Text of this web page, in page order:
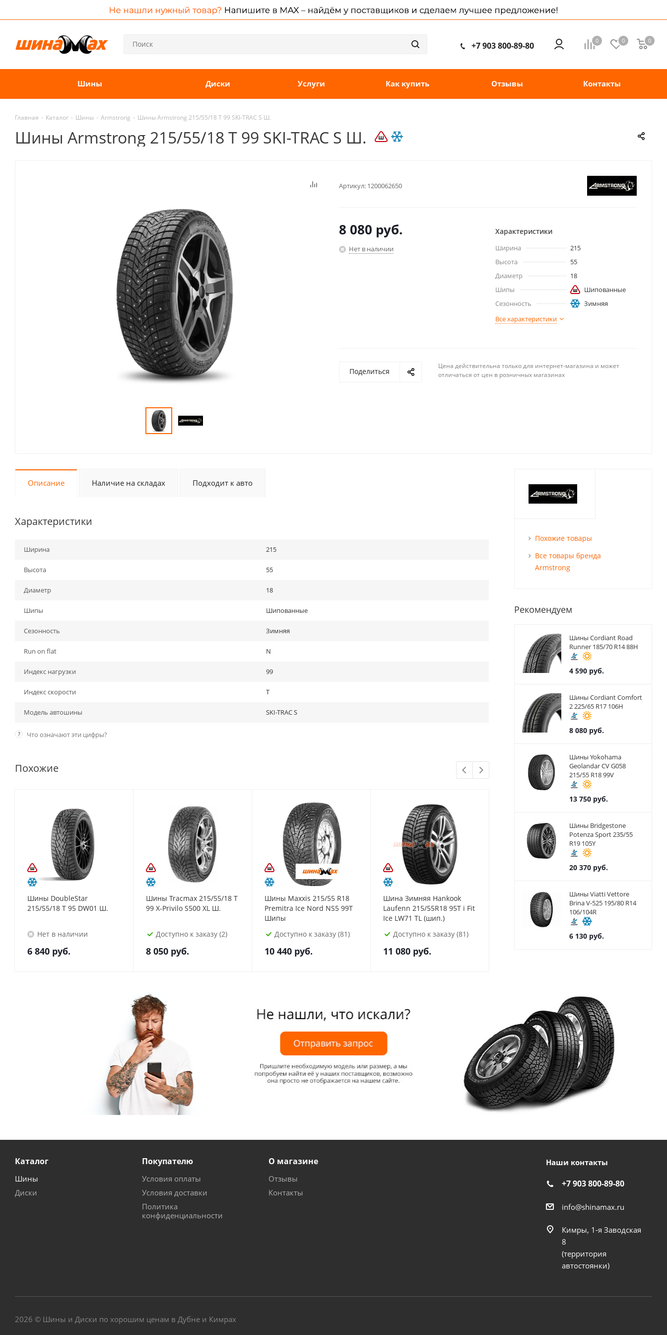
0 0 0
+7 903 800-89-80
Шины Диски Услуги Как купить Отзывы Контакты
Главная - Каталог - Шины - Armstrong - Шины Armstrong 215/55/18 T 99 SKI-TRAC S Ш.
Шины Armstrong 215/55/18 T 99 SKI-TRAC S Ш.
Артикул: 1200062650
8 080 руб.
Нет в наличии
Характеристики
Ширина
215
Высота
55
Диаметр
18
Шипы
Шипованные
Сезонность
Зимняя
Все характеристики
Поделиться
Цена действительна только для интернет-магазина и может
отличаться от цен в розничных магазинах
Описание Наличие на складах Подходит к авто
Характеристики
Ширина 215
Высота 55
Диаметр 18
Шипы Шипованные
Сезонность Зимняя
Run on flat N
Индекс нагрузки 99
Индекс скорости T
Модель автошины SKI-TRAC S
? Что означают эти цифры?
Похожие
Шины DoubleStar
215/55/18 T 95 DW01 Ш.
Нет в наличии
6 840 руб.
Шины Tracmax 215/55/18 T
99 X-Privilo S500 XL Ш.
Доступно к заказу (2)
8 050 руб.
Шины Maxxis 215/55 R18
Premitra Ice Nord NS5 99T
Шипы
Доступно к заказу (81)
10 440 руб.
Шина Зимняя Hankook
Laufenn 215/55R18 95T i Fit
Ice LW71 TL (шип.)
Доступно к заказу (81)
11 080 руб.
Шины Laufenn 215/55 R18 I
FIT ICE LW71 95T Шипы
Доступно к заказу (81)
Шины
Snow Cross 2
Похожие товары
Все товары бренда
Armstrong
Рекомендуем
Шины Cordiant Road
Runner 185/70 R14 88H
4 590руб.
Шины Cordiant Comfort
2 225/65 R17 106H
8 080руб.
Шины Yokohama
Geolandar CV G058
215/55 R18 99V
13 750руб.
Шины Bridgestone
Potenza Sport 235/55
R19 105Y
20 370руб.
Шины Viatti Vettore
Brina V-525 195/80 R14
106/104R
6 130руб.
Каталог
Шины
Диски
Покупателю
Условия оплаты
Условия доставки
Политика
конфиденциальности
О магазине
Отзывы
Контакты
Наши контакты
+7 903 800-89-80
info@shinamax.ru
Кимры, 1-я Заводская
8
(территория
автостоянки)
2026 © Шины и Диски по хорошим ценам в Дубне и Кимрах